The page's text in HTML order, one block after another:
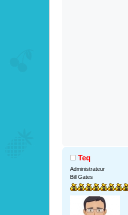
Teq
Administrateur
Bill Gates